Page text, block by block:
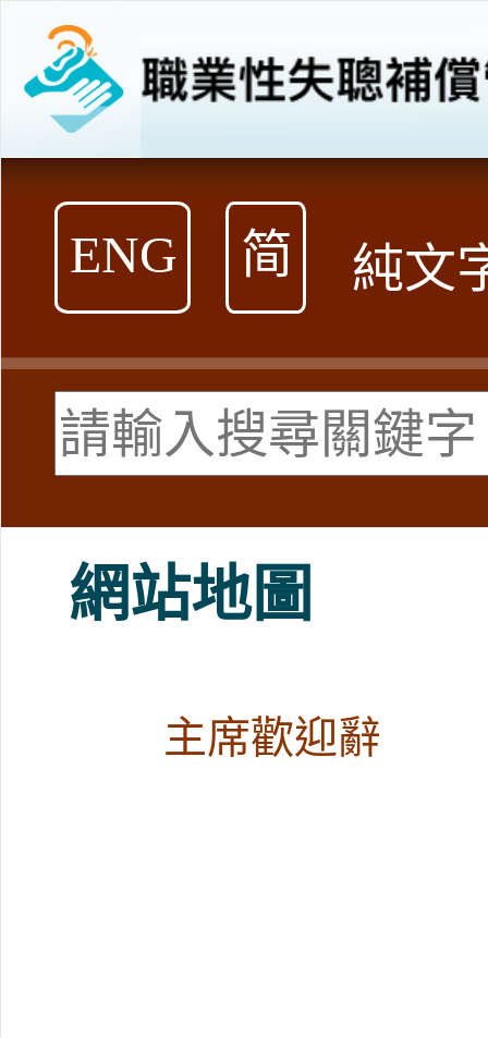
到
內
容
ENG 简 純文
網站地圖
主席歡迎辭